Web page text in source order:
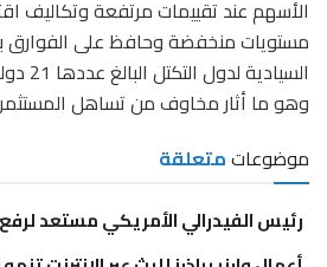
الأسهم عند ‌تقييمات مرتفعة ‌وتكاليف
‌مستويات منخفضة ⁠وحافظ ​على الفوارق
وهو ما أثار مخاوف من تساهل
موضوعاتمتعلقة
رئيس الفيدرالي الأمريكي مستعد